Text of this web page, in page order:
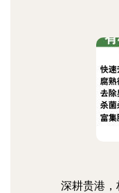
深耕贵港